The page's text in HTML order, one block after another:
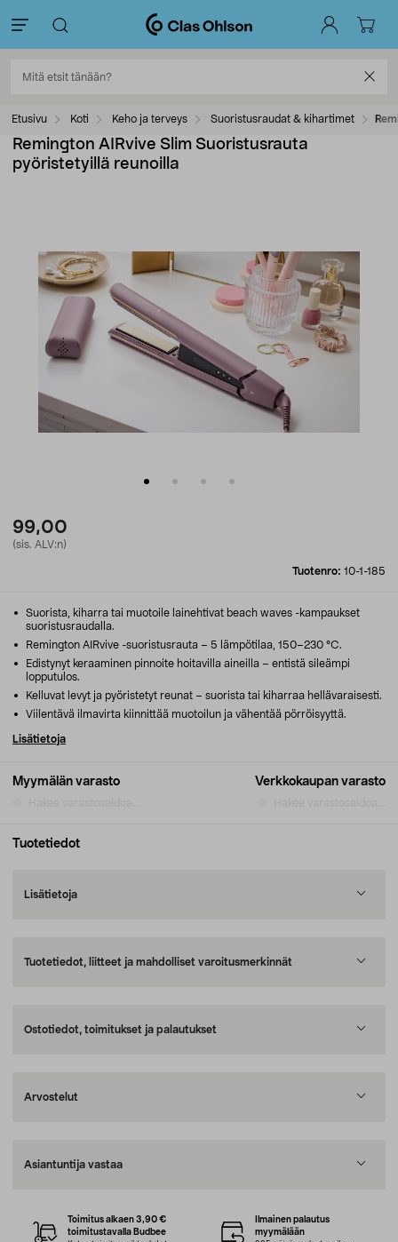
Etusivu Koti Keho ja terveys Suoristusraudat & kihartimet
Remington AIRvive Slim Suoristusrauta
pyöristetyillä reunoilla
99,00
(sis. ALV:n)
Tuotenro: 10-1-185
Myymälän varasto Verkkokaupan varasto
Suorista, kiharra tai muotoile lainehtivat beach waves -kampaukset
suoristusraudalla.
Remington AIRvive -suoristusrauta – 5 lämpötilaa, 150–230 °C.
Edistynyt keraaminen pinnoite hoitavilla aineilla – entistä sileämpi
lopputulos.
Kelluvat levyt ja pyöristetyt reunat – suorista tai kiharraa hellävaraisesti.
Viilentävä ilmavirta kiinnittää muotoilun ja vähentää pörröisyyttä.
Lisätietoja
Tuotetiedot
Lisätietoja
Tuotetiedot, liitteet ja mahdolliset varoitusmerkinnät
Ostotiedot, toimitukset ja palautukset
Arvostelut
Asiantuntija vastaa
Toimitus alkaen 3,90 €
toimitustavalla Budbee
Ilmainen palautus
myymälään